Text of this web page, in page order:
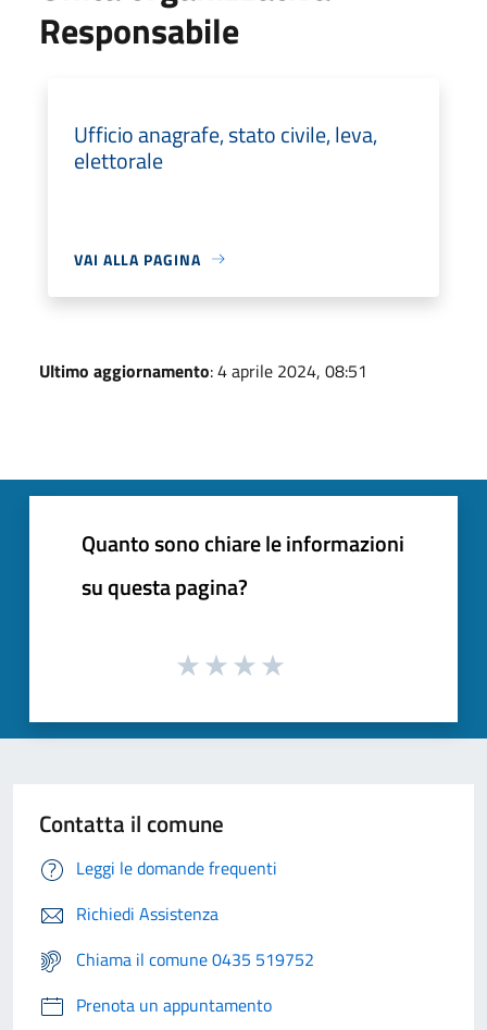
Responsabile
Ufficio anagrafe, stato civile, leva,
elettorale
VAI ALLA PAGINA
Ultimo aggiornamento: 4 aprile 2024, 08:51
Quanto sono chiare le informazioni
su questa pagina?
Contatta il comune
Leggi le domande frequenti
Richiedi Assistenza
Chiama il comune 0435 519752
Prenota un appuntamento